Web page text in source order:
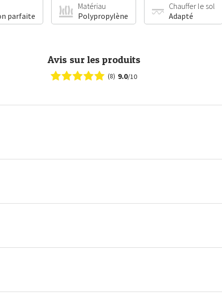
parfaite
Matériau
Polypropylène
Chauffer le sol
Adapté
Avis sur les produits
(8) 9.0/10